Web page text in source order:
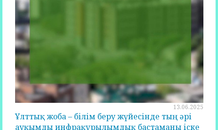
13.06.2025
Ұлттық жоба – білім беру жүйесінде тың әрі
ауқымды инфрақұрылымдық бастаманы іске